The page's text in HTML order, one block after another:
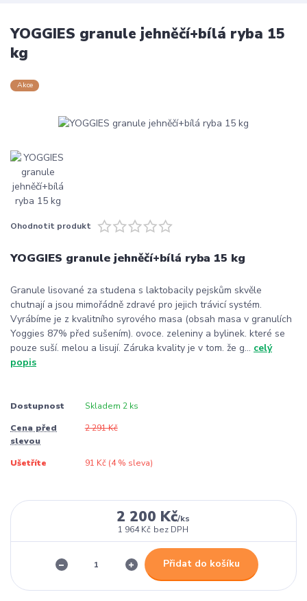
YOGGIES granule jehněčí+bílá ryba 15
kg
Akce
Ohodnotit produkt
YOGGIES granule jehněčí+bílá ryba 15 kg
Granule lisované za studena s laktobacily pejskům skvěle
chutnají a jsou mimořádně zdravé pro jejich trávicí systém.
Vyrábíme je z kvalitního syrového masa (obsah masa v granulích
Yoggies 87% před sušením). ovoce. zeleniny a bylinek. které se
pouze suší. melou a lisují. Záruka kvality je v tom. že g... celý
popis
Dostupnost Skladem 2 ks
Cena před
slevou
2 291 Kč
Ušetříte 91 Kč (4% sleva)
2 200 Kč/ks
1 964 Kč bez DPH
Přidat do košíku